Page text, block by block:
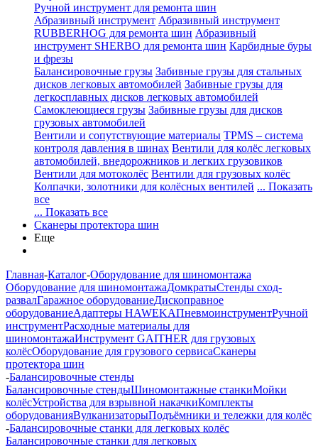
Ручной инструмент для ремонта шин
Абразивный инструмент Абразивный инструмент
RUBBERHOG для ремонта шин Абразивный
инструмент SHERBO для ремонта шин Карбидные буры
и фрезы
Балансировочные грузы Забивные грузы для стальных
дисков легковых автомобилей Забивные грузы для
легкосплавных дисков легковых автомобилей
Самоклеющиеся грузы Забивные грузы для дисков
грузовых автомобилей
Вентили и сопутствующие материалы TPMS – система
контроля давления в шинах Вентили для колёс легковых
автомобилей, внедорожников и легких грузовиков
Вентили для мотоколёс Вентили для грузовых колёс
Колпачки, золотники для колёсных вентилей ... Показать
все
... Показать все
Сканеры протектора шин
Еще
Главная-Каталог-Оборудование для шиномонтажа
Оборудование для шиномонтажаДомкратыСтенды сход-
развалГаражное оборудованиеДископравное
оборудованиеАдаптеры HAWEKAПневмоинструментРучной
инструментРасходные материалы для
шиномонтажаИнструмент GAITHER для грузовых
колёсОборудование для грузового сервисаСканеры
протектора шин
-Балансировочные стенды
Балансировочные стендыШиномонтажные станкиМойки
колёсУстройства для взрывной накачкиКомплекты
оборудованияВулканизаторыПодъёмники и тележки для колёс
-Балансировочные станки для легковых колёс
Балансировочные станки для легковых